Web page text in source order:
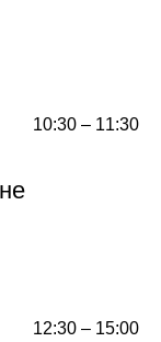
10:30 – 11:30
12:30 – 15:00